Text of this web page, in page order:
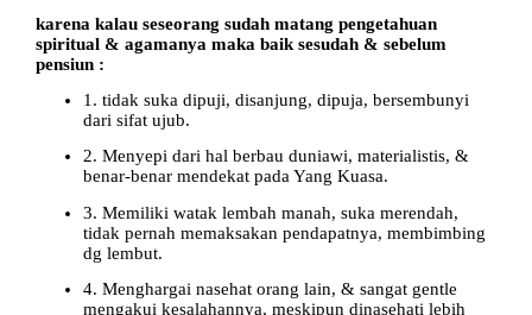
karena kalau seseorang sudah matang pengetahuan
spiritual & agamanya maka baik sesudah & sebelum
pensiun :
1. tidak suka dipuji, disanjung, dipuja, bersembunyi
dari sifat ujub.
2. Menyepi dari hal berbau duniawi, materialistis, &
benar-benar mendekat pada Yang Kuasa.
3. Memiliki watak lembah manah, suka merendah,
tidak pernah memaksakan pendapatnya, membimbing
dg lembut.
4. Menghargai nasehat orang lain, & sangat gentle
mengakui kesalahannya, meskipun dinasehati lebih